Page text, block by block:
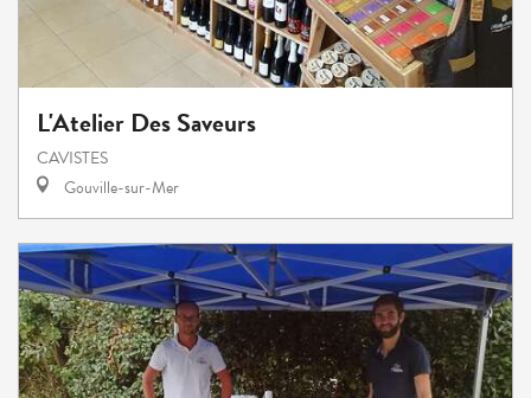
L'Atelier Des Saveurs
CAVISTES
Gouville-sur-Mer